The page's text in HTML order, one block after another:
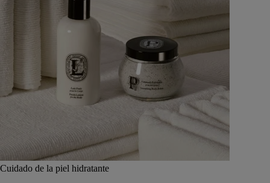
Cuidado de la piel hidratante